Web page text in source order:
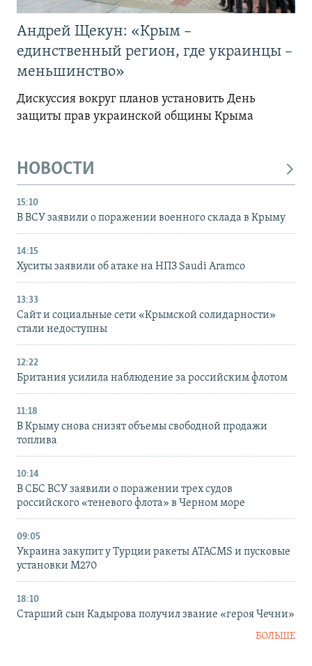
Андрей Щекун: «Крым –
единственный регион, где украинцы –
меньшинство»
Дискуссия вокруг планов установить День
защиты прав украинской общины Крыма
НОВОСТИ
15:10
В ВСУ заявили о поражении военного склада в Крыму
14:15
Хуситы заявили об атаке на НПЗ Saudi Aramco
13:33
Сайт и социальные сети «Крымской солидарности»
стали недоступны
12:22
Британия усилила наблюдение за российским флотом
11:18
В Крыму снова снизят объемы свободной продажи
топлива
10:14
В СБС ВСУ заявили о поражении трех судов
российского «теневого флота» в Черном море
09:05
Украина закупит у Турции ракеты ATACMS и пусковые
установки M270
18:10
Старший сын Кадырова получил звание «героя Чечни»
БОЛЬШЕ